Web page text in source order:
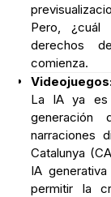
Pero, ¿cuál
derechos
comienza.
La IA ya es
generación
narraciones
Catalunya
IA
permitir la